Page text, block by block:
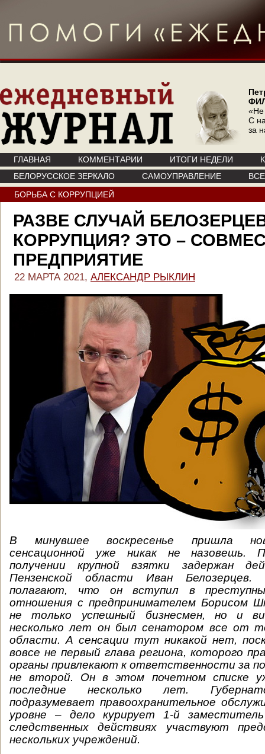
«Не
С
за
ГЛАВНАЯ КОММЕНТАРИИ ИТОГИ НЕДЕЛИ
БЕЛОРУССКОЕ ЗЕРКАЛО
САМОУПРАВЛЕНИЕ
БОРЬБА С КОРРУПЦИЕЙ
РАЗВЕ СЛУЧАЙ
КОРРУПЦИЯ? ЭТО –
ПРЕДПРИЯТИЕ
22 МАРТА 2021, АЛЕКСАНДР РЫКЛИН
В минувшее воскресенье пришла
сенсационной уже никак не назовешь.
получении крупной взятки задержан
Пензенской области Иван Белозерцев.
полагают, что он вступил в
отношения с предпринимателем Борисом
не только успешный бизнесмен, но и
несколько лет он был сенатором все от
области. А сенсации тут никакой нет,
вовсе не первый глава региона, которого
органы привлекают к ответственности за
не второй. Он в этом почетном списке
последние несколько лет.
подразумевает правоохранительное
уровне – дело курирует 1-й
следственных действиях участвуют
нескольких учреждений.